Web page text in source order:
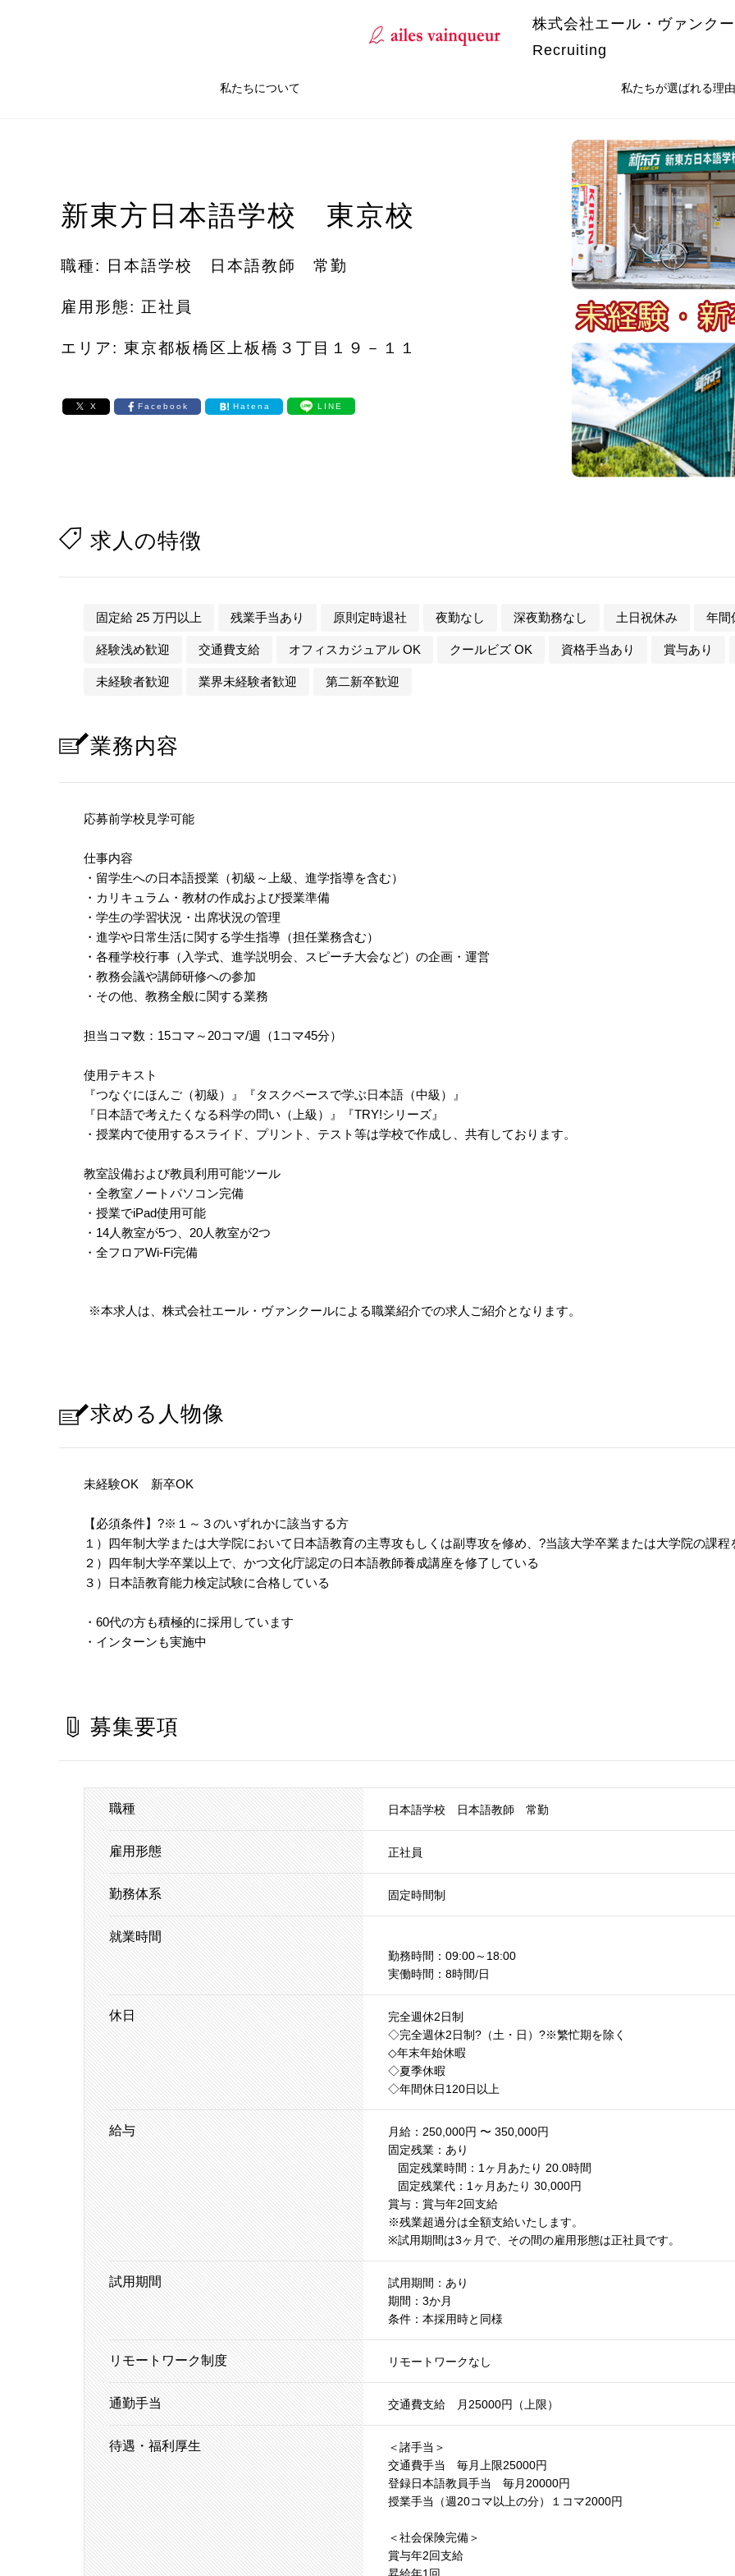
株式会社エール・ヴァンク
Recruiting
私たちについて 私たちが選ばれる理由
新東方日本語学校 東京校
職種: 日本語学校 日本語教師 常勤
雇用形態: 正社員
エリア: 東京都板橋区上板橋３丁目１９－１１
X Facebook Hatena LINE
求人の特徴
固定給 25 万円以上 残業手当あり 原則定時退社 夜勤なし 深夜勤務なし 土日祝休み 年間
経験浅め歓迎 交通費支給 オフィスカジュアル OK クールビズ OK 資格手当あり 賞与あり
未経験者歓迎 業界未経験者歓迎 第二新卒歓迎
業務内容
応募前学校見学可能
仕事内容
・留学生への日本語授業（初級～上級、進学指導を含む）
・カリキュラム・教材の作成および授業準備
・学生の学習状況・出席状況の管理
・進学や日常生活に関する学生指導（担任業務含む）
・各種学校行事（入学式、進学説明会、スピーチ大会など）の企画・運営
・教務会議や講師研修への参加
・その他、教務全般に関する業務
担当コマ数：15コマ～20コマ/週（1コマ45分）
使用テキスト
『つなぐにほんご（初級）』『タスクベースで学ぶ日本語（中級）』
『日本語で考えたくなる科学の問い（上級）』『TRY!シリーズ』
・授業内で使用するスライド、プリント、テスト等は学校で作成し、共有しております。
教室設備および教員利用可能ツール
・全教室ノートパソコン完備
・授業でiPad使用可能
・14人教室が5つ、20人教室が2つ
・全フロアWi-Fi完備
※本求人は、株式会社エール・ヴァンクールによる職業紹介での求人ご紹介となります。
求める人物像
未経験OK 新卒OK
【必須条件】?※１～３のいずれかに該当する方
１）四年制大学または大学院において日本語教育の主専攻もしくは副専攻を修め、?当該大学卒業または大学院の課程
２）四年制大学卒業以上で、かつ文化庁認定の日本語教師養成講座を修了している
３）日本語教育能力検定試験に合格している
・60代の方も積極的に採用しています
・インターンも実施中
募集要項
職種 日本語学校 日本語教師 常勤
雇用形態 正社員
勤務体系 固定時間制
就業時間
勤務時間：09:00～18:00
実働時間：8時間/日
休日
完全週休2日制
◇完全週休2日制?（土・日）?※繁忙期を除く
◇年末年始休暇
◇夏季休暇
◇年間休日120日以上
給与
月給：250,000円 〜 350,000円
固定残業：あり
固定残業時間：1ヶ月あたり 20.0時間
固定残業代：1ヶ月あたり 30,000円
賞与：賞与年2回支給
※残業超過分は全額支給いたします。
※試用期間は3ヶ月で、その間の雇用形態は正社員です。
試用期間
試用期間：あり
期間：3か月
条件：本採用時と同様
リモートワーク制度 リモートワークなし
通勤手当 交通費支給 月25000円（上限）
待遇・福利厚生
＜諸手当＞
交通費手当 毎月上限25000円
登録日本語教員手当 毎月20000円
授業手当（週20コマ以上の分）１コマ2000円
＜社会保険完備＞
賞与年2回支給